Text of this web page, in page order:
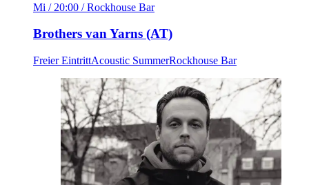
Mi / 20:00 / Rockhouse Bar
Brothers van Yarns (AT)
Freier EintrittAcoustic SummerRockhouse Bar